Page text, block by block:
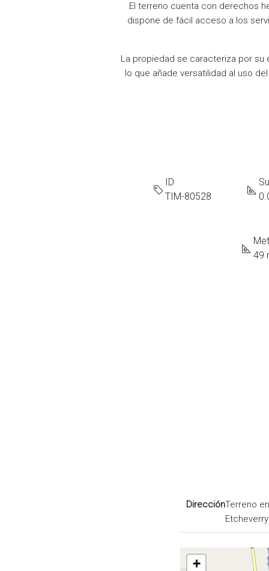
El terreno cuenta con derechos
dispone de fácil acceso a los
La propiedad se caracteriza por su
lo que añade versatilidad al uso
ID
TIM-80528
49
DirecciónTerreno
+